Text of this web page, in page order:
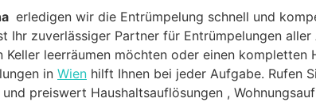
erledigen wir die Entrümpelung schnell und
Ihr zuverlässiger Partner für Entrümpelungen
leerräumen möchten oder einen kompletten
in Wien hilft Ihnen bei jeder Aufgabe. Rufen
preiswert Haushaltsauflösungen ,